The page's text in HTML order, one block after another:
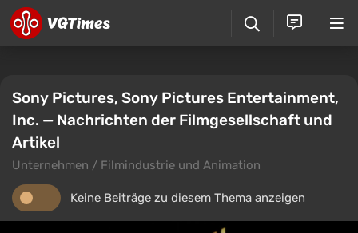
Sony Pictures, Sony Pictures Entertainment,
Inc. — Nachrichten der Filmgesellschaft und
Artikel
Unternehmen / Filmindustrie und Animation
Keine Beiträge zu diesem Thema anzeigen